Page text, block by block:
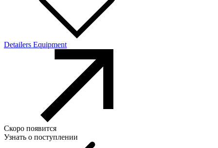
Detailers Equipment
Скоро появится
Узнать о поступлении